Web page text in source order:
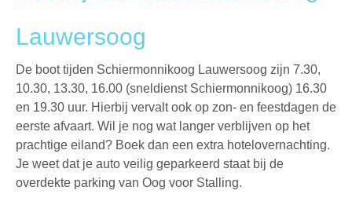
Lauwersoog
De boot tijden Schiermonnikoog Lauwersoog zijn 7.30,
10.30, 13.30, 16.00 (sneldienst Schiermonnikoog) 16.30
en 19.30 uur. Hierbij vervalt ook op zon- en feestdagen de
eerste afvaart. Wil je nog wat langer verblijven op het
prachtige eiland? Boek dan een extra hotelovernachting.
Je weet dat je auto veilig geparkeerd staat bij de
overdekte parking van Oog voor Stalling.